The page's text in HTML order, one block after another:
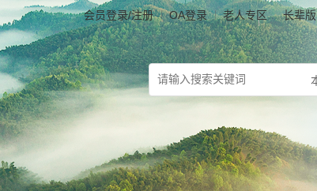
会员登录/注册 OA登录 老人专区 长辈版